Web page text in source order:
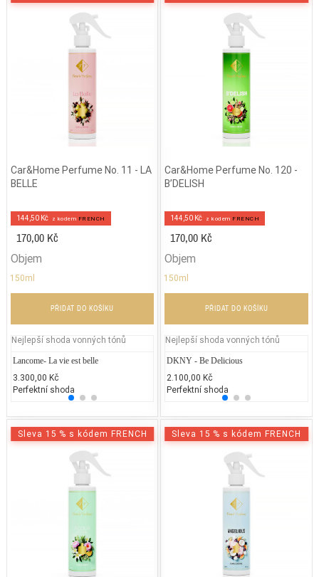
Car&Home Perfume No. 11 - LA
BELLE
144,50 Kč z kodem FRENCH
170,00 Kč
Objem
150ml
PŘIDAT DO KOŠÍKU
Nejlepší shoda vonných tónů
Lancome- La vie est belle
3.300,00 Kč
Perfektní shoda
Repetto - Dance with Repetto
2.037,89 Kč
25% běžných vonných tónů
Car&Home Perfume No. 120 -
B’DELISH
144,50 Kč z kodem FRENCH
170,00 Kč
Objem
150ml
PŘIDAT DO KOŠÍKU
Nejlepší shoda vonných tónů
DKNY - Be Delicious
2.100,00 Kč
Perfektní shoda
Sleva 15 % s kódem FRENCH Sleva 15 % s kódem FRENCH